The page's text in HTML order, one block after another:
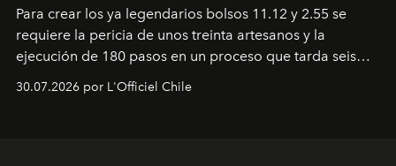
Para crear los ya legendarios bolsos 11.12 y 2.55 se
requiere la pericia de unos treinta artesanos y la
ejecución de 180 pasos en un proceso que tarda seis
semanas. Los expertos ponen en práctica una técnica
que se enseña solamente en la escuela de formación de
30.07.2026 por L'Officiel Chile